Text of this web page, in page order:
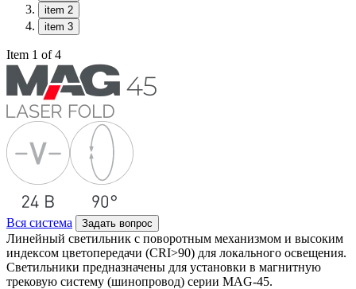
item 2
item 3
Item 1 of 4
Вся система Задать вопрос
Линейный светильник с поворотным механизмом и высоким
индексом цветопередачи (CRI>90) для локального освещения.
Светильники предназначены для установки в магнитную
трековую систему (шинопровод) серии MAG-45.